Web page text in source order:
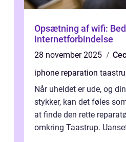
Opsætning af wifi:
internetforbindelse
28 november 2025
iphone reparation
Når uheldet er ude, og
stykker, kan det føles
at finde den rette
omkring Taastrup.